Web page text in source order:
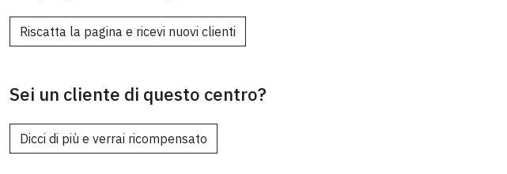
Riscatta la pagina e ricevi nuovi clienti
Sei un cliente di questo centro?
Dicci di più e verrai ricompensato